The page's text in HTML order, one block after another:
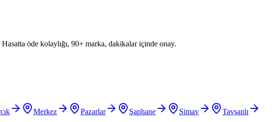
öde kolaylığı, 90+ marka, dakikalar içinde onay.
Merkez Pazarlar Şaphane Simav Tavşanlı